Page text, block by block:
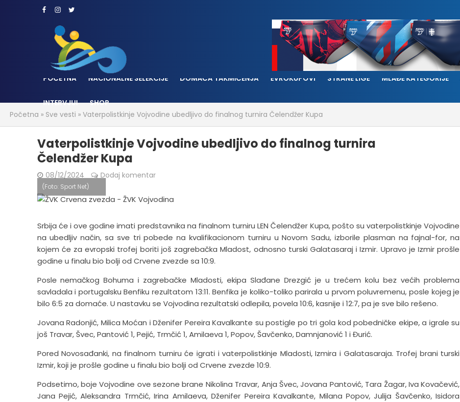
POČETNA NACIONALNE SELEKCIJE DOMAĆA TAKMIČENJA EVROKUPOVI STRANE LIGE MLAĐE KATEGORIJE
INTERVJUI
SHOP
Početna » Sve vesti » Vaterpolistkinje Vojvodine ubedljivo do finalnog turnira Čelendžer Kupa
Vaterpolistkinje Vojvodine ubedljivo do finalnog turnira
Čelendžer Kupa
08/12/2024 Dodaj komentar
(Foto: Sport Net)
Srbija će i ove godine imati predstavnika na finalnom turniru LEN Čelendžer Kupa, pošto su vaterpolistkinje Vojvodine
na ubedljiv način, sa sve tri pobede na kvalifikacionom turniru u Novom Sadu, izborile plasman na fajnal-for, na
kojem će za evropski trofej boriti još zagrebačka Mladost, odnosno turski Galatasaraj i Izmir. Upravo je Izmir prošle
godine u finalu bio bolji od Crvene zvezde sa 10:9.
Posle nemačkog Bohuma i zagrebačke Mladosti, ekipa Slađane Drezgić je u trećem kolu bez većih problema
savladala i portugalsku Benfiku rezultatom 13:11. Benfika je koliko-toliko parirala u prvom poluvremenu, posle kojeg je
bilo 6:5 za domaće. U nastavku se Vojvodina rezultatski odlepila, povela 10:6, kasnije i 12:7, pa je sve bilo rešeno.
Jovana Radonjić, Milica Moćan i Dženifer Pereira Kavalkante su postigle po tri gola kod pobedničke ekipe, a igrale su
još Travar, Švec, Pantović 1, Pejić, Trmčić 1, Amilaeva 1, Popov, Šavčenko, Damnjanović 1 i Đurić.
Pored Novosađanki, na finalnom turniru će igrati i vaterpolistkinje Mladosti, Izmira i Galatasaraja. Trofej brani turski
Izmir, koji je prošle godine u finalu bio bolji od Crvene zvezde 10:9.
Podsetimo, boje Vojvodine ove sezone brane Nikolina Travar, Anja Švec, Jovana Pantović, Tara Žagar, Iva Kovačević,
Jana Pejić, Aleksandra Trmčić, Irina Amilaeva, Dženifer Pereira Kavalkante, Milana Popov, Julija Šavčenko, Isidora